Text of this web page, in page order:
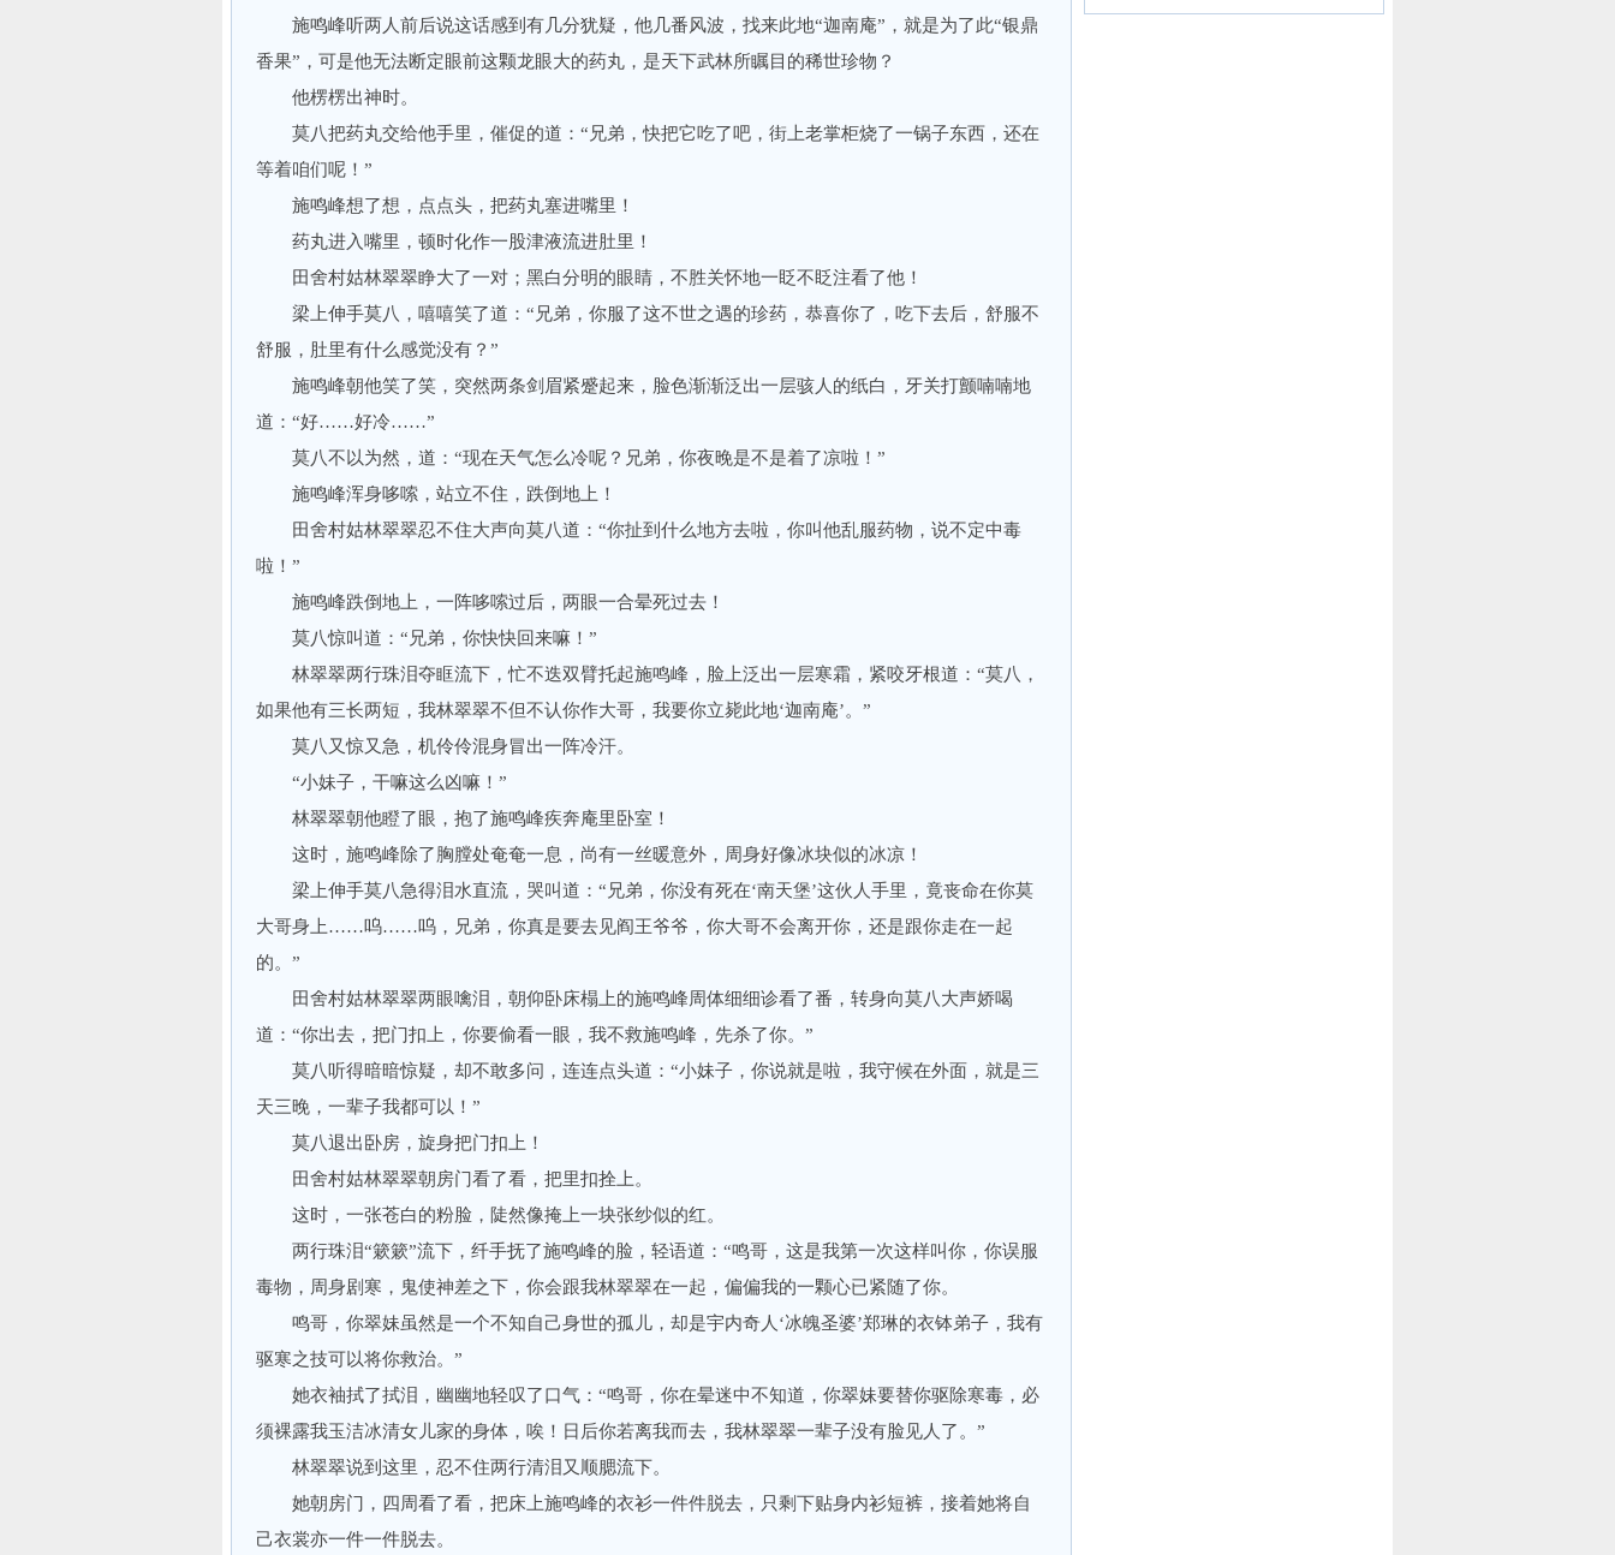
施鸣峰听两人前后说这话感到有几分犹疑，他几番风波，找来此地“迦南庵”，就是为了此“银鼎
香果”，可是他无法断定眼前这颗龙眼大的药丸，是天下武林所瞩目的稀世珍物？
他楞楞出神时。
莫八把药丸交给他手里，催促的道：“兄弟，快把它吃了吧，街上老掌柜烧了一锅子东西，还在
等着咱们呢！”
施鸣峰想了想，点点头，把药丸塞进嘴里！
药丸进入嘴里，顿时化作一股津液流进肚里！
田舍村姑林翠翠睁大了一对；黑白分明的眼睛，不胜关怀地一眨不眨注看了他！
梁上伸手莫八，嘻嘻笑了道：“兄弟，你服了这不世之遇的珍药，恭喜你了，吃下去后，舒服不
舒服，肚里有什么感觉没有？”
施鸣峰朝他笑了笑，突然两条剑眉紧蹙起来，脸色渐渐泛出一层骇人的纸白，牙关打颤喃喃地
道：“好……好冷……”
莫八不以为然，道：“现在天气怎么冷呢？兄弟，你夜晚是不是着了凉啦！”
施鸣峰浑身哆嗦，站立不住，跌倒地上！
田舍村姑林翠翠忍不住大声向莫八道：“你扯到什么地方去啦，你叫他乱服药物，说不定中毒
啦！”
施鸣峰跌倒地上，一阵哆嗦过后，两眼一合晕死过去！
莫八惊叫道：“兄弟，你快快回来嘛！”
林翠翠两行珠泪夺眶流下，忙不迭双臂托起施鸣峰，脸上泛出一层寒霜，紧咬牙根道：“莫八，
如果他有三长两短，我林翠翠不但不认你作大哥，我要你立毙此地‘迦南庵’。”
莫八又惊又急，机伶伶混身冒出一阵冷汗。
“小妹子，干嘛这么凶嘛！”
林翠翠朝他瞪了眼，抱了施鸣峰疾奔庵里卧室！
这时，施鸣峰除了胸膛处奄奄一息，尚有一丝暖意外，周身好像冰块似的冰凉！
梁上伸手莫八急得泪水直流，哭叫道：“兄弟，你没有死在‘南天堡’这伙人手里，竟丧命在你莫
大哥身上……呜……呜，兄弟，你真是要去见阎王爷爷，你大哥不会离开你，还是跟你走在一起
的。”
田舍村姑林翠翠两眼噙泪，朝仰卧床榻上的施鸣峰周体细细诊看了番，转身向莫八大声娇喝
道：“你出去，把门扣上，你要偷看一眼，我不救施鸣峰，先杀了你。”
莫八听得暗暗惊疑，却不敢多问，连连点头道：“小妹子，你说就是啦，我守候在外面，就是三
天三晚，一辈子我都可以！”
莫八退出卧房，旋身把门扣上！
田舍村姑林翠翠朝房门看了看，把里扣拴上。
这时，一张苍白的粉脸，陡然像掩上一块张纱似的红。
两行珠泪“簌簌”流下，纤手抚了施鸣峰的脸，轻语道：“鸣哥，这是我第一次这样叫你，你误服
毒物，周身剧寒，鬼使神差之下，你会跟我林翠翠在一起，偏偏我的一颗心已紧随了你。
鸣哥，你翠妹虽然是一个不知自己身世的孤儿，却是宇内奇人‘冰魄圣婆’郑琳的衣钵弟子，我有
驱寒之技可以将你救治。”
她衣袖拭了拭泪，幽幽地轻叹了口气：“鸣哥，你在晕迷中不知道，你翠妹要替你驱除寒毒，必
须裸露我玉洁冰清女儿家的身体，唉！日后你若离我而去，我林翠翠一辈子没有脸见人了。”
林翠翠说到这里，忍不住两行清泪又顺腮流下。
她朝房门，四周看了看，把床上施鸣峰的衣衫一件件脱去，只剩下贴身内衫短裤，接着她将自
己衣裳亦一件一件脱去。